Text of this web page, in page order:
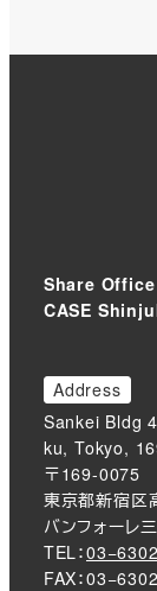
Share
CASE
Address
Sankei Bldg
ku, Tokyo,
〒169-0075
東京都新宿区
バンフォーレ
TEL：
FAX：